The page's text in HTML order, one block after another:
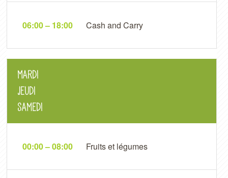
06:00 – 18:00 Cash and Carry
Mardi
Jeudi
Samedi
00:00 – 08:00 Fruits et légumes